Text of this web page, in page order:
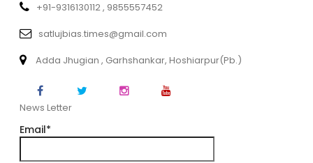
+91-9316130112 , 9855557452
satlujbias.times@gmail.com
Adda Jhugian , Garhshankar, Hoshiarpur(Pb.)
News Letter
Email*